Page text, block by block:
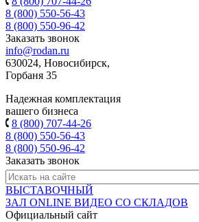
8 (800) 550-56-43
8 (800) 550-96-42
Заказать звонок
info@rodan.ru
630024, Новосибирск,
Горбаня 35
Надежная комплектация
вашего бизнеса
8 (800) 707-44-26
8 (800) 550-56-43
8 (800) 550-96-42
Заказать звонок
ВЫСТАВОЧНЫЙ
ЗАЛ ONLINE ВИДЕО СО СКЛАДОВ
Официальный сайт